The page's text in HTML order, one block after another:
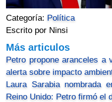
Categoría: Política
Escrito por Ninsi
Más articulos
Petro propone aranceles a
alerta sobre impacto
Laura Sarabia nombrada
Reino Unido: Petro firmó el